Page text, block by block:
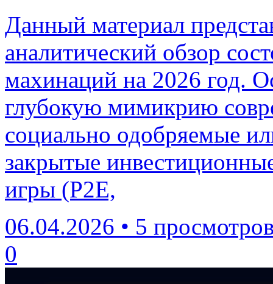
Данный материал
аналитический обзор
махинаций на 2026 год.
глубокую мимикрию
социально одобряемые
закрытые
игры (P2E,
06.04.2026 • 5
0